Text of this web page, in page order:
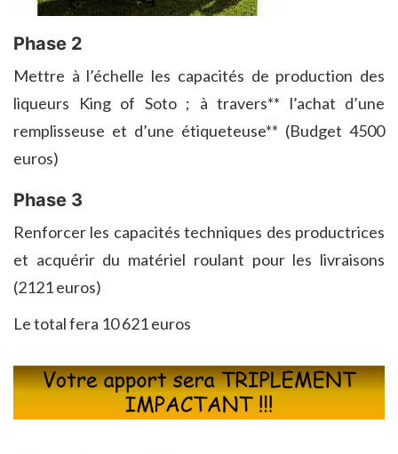
Phase 2
Mettre à l’échelle les capacités de production des
liqueurs King of Soto ; à travers** l’achat d’une
remplisseuse et d’une étiqueteuse** (Budget 4500
euros)
Phase 3
Renforcer les capacités techniques des productrices
et acquérir du matériel roulant pour les livraisons
(2121 euros)
Le total fera 10 621 euros